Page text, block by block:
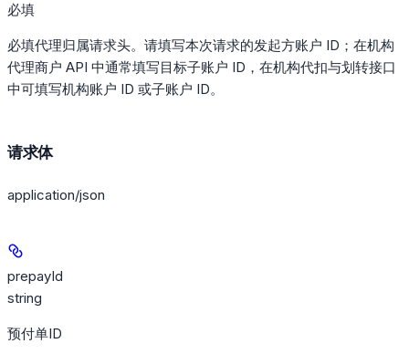
必填
必填代理归属请求头。请填写本次请求的发起方账户 ID；在机构
代理商户 API 中通常填写目标子账户 ID，在机构代扣与划转接口
中可填写机构账户 ID 或子账户 ID。
请求体
application/json
prepayId
string
预付单ID